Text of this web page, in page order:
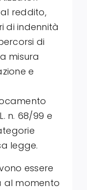
reddito,
di indennità
di
misura
e
n. 68/99 e
legge.
essere
al momento